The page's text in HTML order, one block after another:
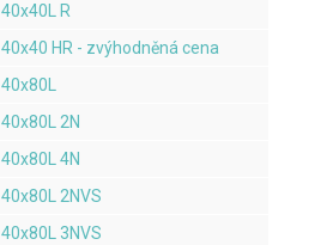
40x40L R
40x40 HR - zvýhodněná cena
40x80L
40x80L 2N
40x80L 4N
40x80L 2NVS
40x80L 3NVS